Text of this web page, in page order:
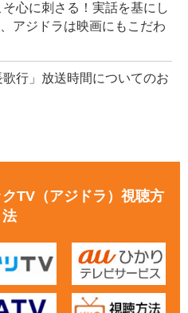
そ心に刺さる！実話を基にし
アジドラは映画にもこだわ
行」放送時間についてのお
TV（アジドラ）視聴方
法